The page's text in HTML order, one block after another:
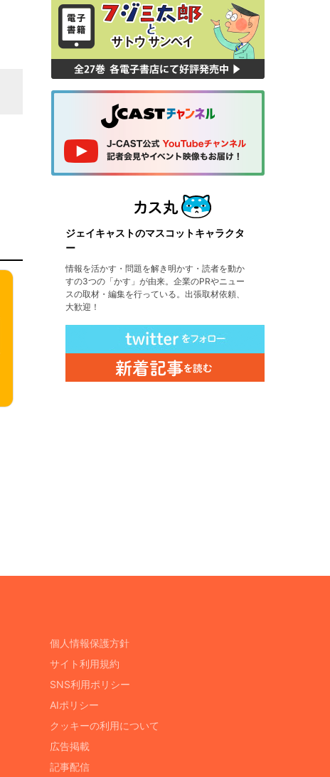
ジェイキャストのマスコットキャラクタ
ー
情報を活かす・問題を解き明かす・読者を動か
すの3つの「かす」が由来。企業のPRやニュー
スの取材・編集を行っている。出張取材依頼、
大歓迎！
個人情報保護方針
サイト利用規約
SNS利用ポリシー
AIポリシー
クッキーの利用について
広告掲載
記事配信